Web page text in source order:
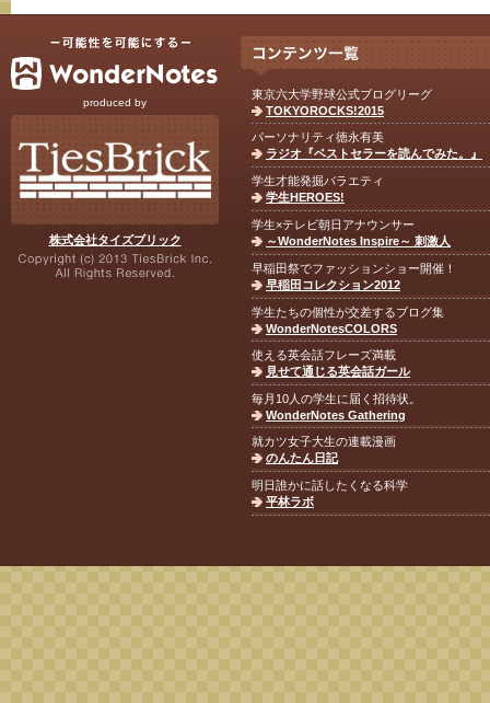
produced by
株式会社タイズブリック
東京六大学野球公式ブログリーグ
TOKYOROCKS!2015
パーソナリティ徳永有美
ラジオ『ベストセラーを読んでみた。』
学生才能発掘バラエティ
学生HEROES!
学生×テレビ朝日アナウンサー
～WonderNotes Inspire～ 刺激人
早稲田祭でファッションショー開催！
早稲田コレクション2012
学生たちの個性が交差するブログ集
WonderNotesCOLORS
使える英会話フレーズ満載
見せて通じる英会話ガール
毎月10人の学生に届く招待状。
WonderNotes Gathering
就カツ女子大生の連載漫画
のんたん日記
明日誰かに話したくなる科学
平林ラボ